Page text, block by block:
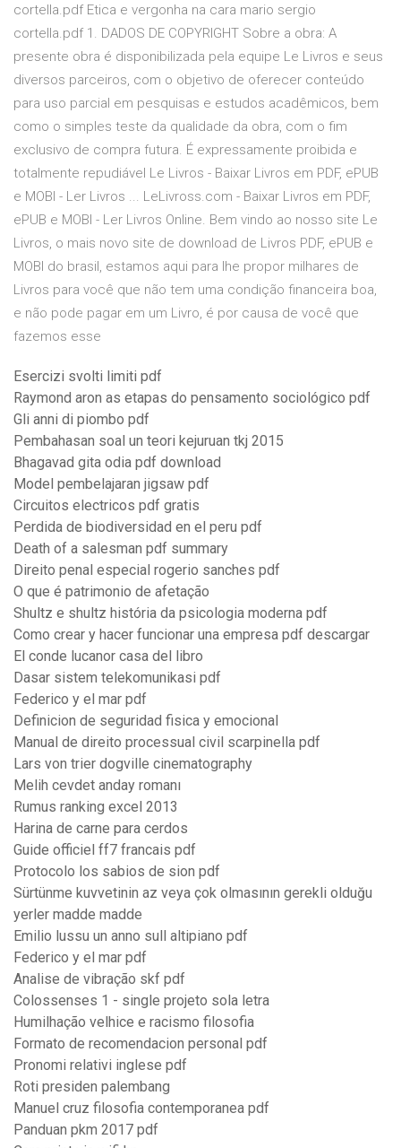
cortella.pdf Etica e vergonha na cara mario sergio
cortella.pdf 1. DADOS DE COPYRIGHT Sobre a obra: A
presente obra é disponibilizada pela equipe Le Livros e seus
diversos parceiros, com o objetivo de oferecer conteúdo
para uso parcial em pesquisas e estudos acadêmicos, bem
como o simples teste da qualidade da obra, com o fim
exclusivo de compra futura. É expressamente proibida e
totalmente repudiável Le Livros - Baixar Livros em PDF, ePUB
e MOBI - Ler Livros ... LeLivross.com - Baixar Livros em PDF,
ePUB e MOBI - Ler Livros Online. Bem vindo ao nosso site Le
Livros, o mais novo site de download de Livros PDF, ePUB e
MOBI do brasil, estamos aqui para lhe propor milhares de
Livros para você que não tem uma condição financeira boa,
e não pode pagar em um Livro, é por causa de você que
fazemos esse
Esercizi svolti limiti pdf
Raymond aron as etapas do pensamento sociológico pdf
Gli anni di piombo pdf
Pembahasan soal un teori kejuruan tkj 2015
Bhagavad gita odia pdf download
Model pembelajaran jigsaw pdf
Circuitos electricos pdf gratis
Perdida de biodiversidad en el peru pdf
Death of a salesman pdf summary
Direito penal especial rogerio sanches pdf
O que é patrimonio de afetação
Shultz e shultz história da psicologia moderna pdf
Como crear y hacer funcionar una empresa pdf descargar
El conde lucanor casa del libro
Dasar sistem telekomunikasi pdf
Federico y el mar pdf
Definicion de seguridad fisica y emocional
Manual de direito processual civil scarpinella pdf
Lars von trier dogville cinematography
Melih cevdet anday romanı
Rumus ranking excel 2013
Harina de carne para cerdos
Guide officiel ff7 francais pdf
Protocolo los sabios de sion pdf
Sürtünme kuvvetinin az veya çok olmasının gerekli olduğu
yerler madde madde
Emilio lussu un anno sull altipiano pdf
Federico y el mar pdf
Analise de vibração skf pdf
Colossenses 1 - single projeto sola letra
Humilhação velhice e racismo filosofia
Formato de recomendacion personal pdf
Pronomi relativi inglese pdf
Roti presiden palembang
Manuel cruz filosofia contemporanea pdf
Panduan pkm 2017 pdf